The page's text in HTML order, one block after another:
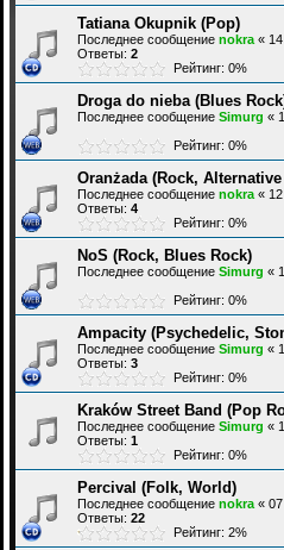
Tatiana Okupnik (Pop)
Последнее сообщение nokra «
Ответы: 2
Рейтинг: 0%
Droga do nieba (Blues
Последнее сообщение Simurg «
Рейтинг: 0%
Oranżada (Rock,
Последнее сообщение nokra «
Ответы: 4
Рейтинг: 0%
NoS (Rock, Blues Rock)
Последнее сообщение Simurg «
Рейтинг: 0%
Ampacity (Psychedelic,
Последнее сообщение Simurg «
Ответы: 3
Рейтинг: 0%
Kraków Street Band (Pop
Последнее сообщение Simurg «
Ответы: 1
Рейтинг: 0%
Percival (Folk, World)
Последнее сообщение nokra «
Ответы: 22
Рейтинг: 2%